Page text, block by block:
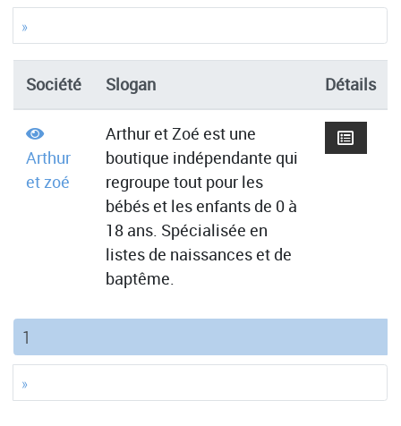
»
Société Slogan Détails
Arthur
et zoé
Arthur et Zoé est une
boutique indépendante qui
regroupe tout pour les
bébés et les enfants de 0 à
18 ans. Spécialisée en
listes de naissances et de
baptême.
1
»